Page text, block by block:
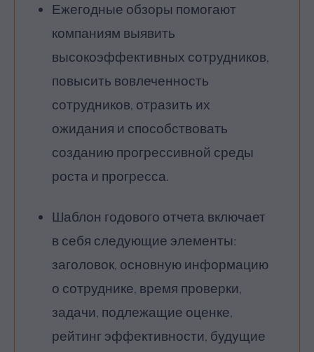
Ежегодные обзоры помогают
компаниям выявить
высокоэффективных сотрудников,
повысить вовлеченность
сотрудников, отразить их
ожидания и способствовать
созданию прогрессивной среды
роста и прогресса.
Шаблон годового отчета включает
в себя следующие элементы:
заголовок, основную информацию
о сотруднике, время проверки,
задачи, подлежащие оценке,
рейтинг эффективности, будущие